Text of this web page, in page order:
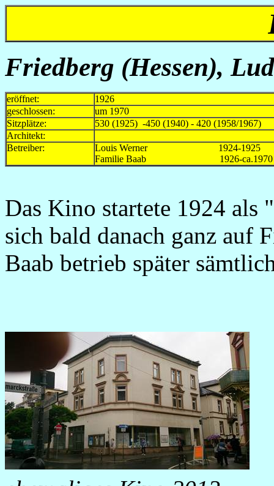
Friedberg (Hessen),
eröffnet:
1926
geschlossen:
um 1970
Sitzplätze:
530 (1925) -450 (1940) - 420 (1958/1967)
Architekt:
Betreiber:
Louis Werner 1924-1925
Familie Baab 1926-ca.1970
Das Kino startete 1924
sich bald danach ganz auf
Baab betrieb später